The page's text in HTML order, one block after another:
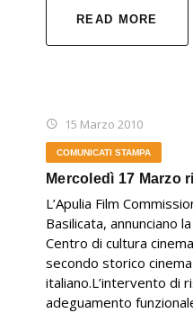
READ MORE
15 Marzo 2010
COMUNICATI STAMPA
Mercoledì 17 Marzo
L’Apulia Film
Basilicata, annunciano
Centro di cultura
secondo storico cinema
italiano.L’intervento di
adeguamento